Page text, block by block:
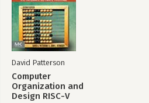
David Patterson
Computer
Organization and
Design RISC-V